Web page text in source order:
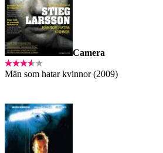
Camera
Män som hatar kvinnor (2009)